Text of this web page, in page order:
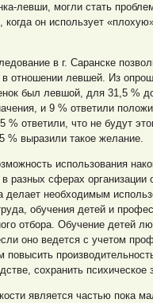
левши, могли стать
когда он использует
в г. Саранске
отношении левшей. Из
был левшой, для 31,5 %
и 9 % ответили
% ответили, что не будут
% выразили такое желание.
использования
разных сферах
делает необходимым
обучения детей и
отбора. Обучение детей
оно ведется с учетом
повысить
сохранить психическое
является частью пока